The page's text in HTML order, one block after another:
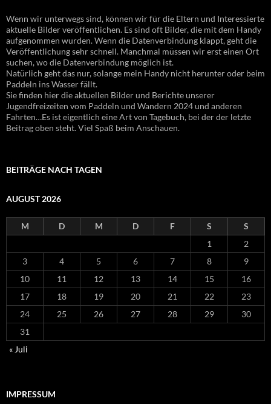
Wenn wir unterwegs sind, können wir für die Eltern und Interessierte
aktuelle Bilder veröffentlichen. Es sind oft Bilder, die mit dem Handy
aufgenommen wurden. Wenn die Datenverbindung klappt, geht die
Veröffentlichung sehr schnell. Manchmal müssen wir erst einen Ort
suchen, wo die Datenverbindung möglich ist.
Natürlich geht das nur, solange mein Handy nicht herunter oder beim
Paddeln ins Wasser fällt.
Sie finden hier die aktuellen Bilder und Berichte unserer
Jugendfreizeiten vom Paddeln und Wandern 2024 und anderen
Fahrten…Es ist eigentlich eine Art von Tagebuch, bei der der letzte
Beitrag oben steht. Viel Spaß beim Anschauen.
BEITRÄGE NACH TAGEN
AUGUST 2026
M D M D F S
S
1
2
3
4 5 6 7 8
9
10
11 12 13 14 15
16
17
18 19 20 21 22
23
24
25 26 27 28 29
30
31
« Juli
IMPRESSUM